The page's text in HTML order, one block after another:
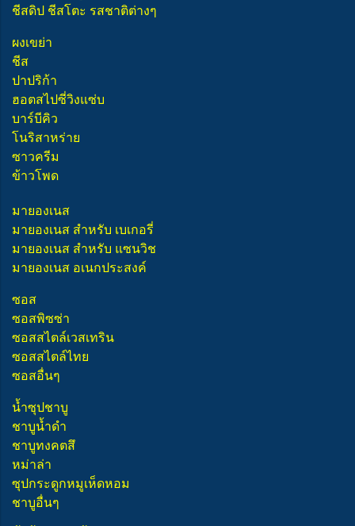
ชีสดิป ชีสโตะ รสชาติต่างๆ
ผงเขย่า
ชีส
ปาปริก้า
ฮอตสไปซี่วิงแซ่บ
บาร์บีคิว
โนริสาหร่าย
ซาวครีม
ข้าวโพด
มายองเนส
มายองเนส สำหรับ เบเกอรี่
มายองเนส สำหรับ แซนวิช
มายองเนส อเนกประสงค์
ซอส
ซอสพิซซ่า
ซอสสไตล์เวสเทริน
ซอสสไตล์ไทย
ซอสอื่นๆ
น้ำซุปชาบู
ชาบูน้ำดำ
ชาบูทงคตสึ
หม่าล่า
ซุปกระดูกหมูเห็ดหอม
ชาบูอื่นๆ